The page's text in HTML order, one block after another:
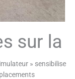
sur la
» sensibilise